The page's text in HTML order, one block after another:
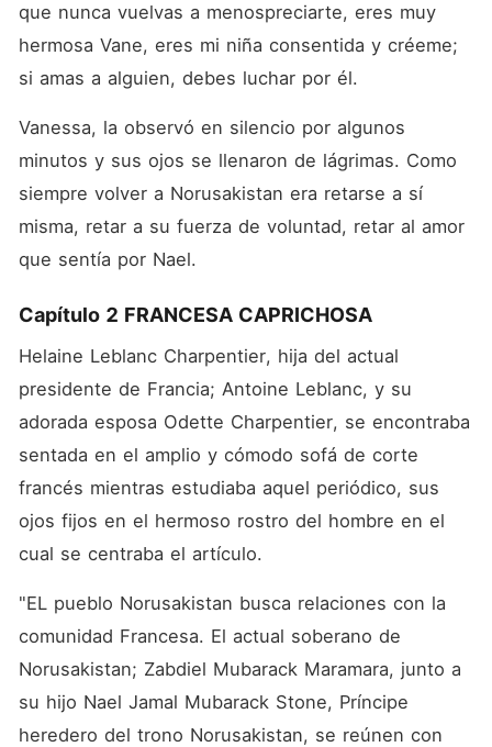
que nunca vuelvas a menospreciarte, eres muy
hermosa Vane, eres mi niña consentida y créeme;
si amas a alguien, debes luchar por él.
Vanessa, la observó en silencio por algunos
minutos y sus ojos se llenaron de lágrimas. Como
siempre volver a Norusakistan era retarse a sí
misma, retar a su fuerza de voluntad, retar al amor
que sentía por Nael.
Capítulo 2 FRANCESA CAPRICHOSA
Helaine Leblanc Charpentier, hija del actual
presidente de Francia; Antoine Leblanc, y su
adorada esposa Odette Charpentier, se encontraba
sentada en el amplio y cómodo sofá de corte
francés mientras estudiaba aquel periódico, sus
ojos fijos en el hermoso rostro del hombre en el
cual se centraba el artículo.
"EL pueblo Norusakistan busca relaciones con la
comunidad Francesa. El actual soberano de
Norusakistan; Zabdiel Mubarack Maramara, junto a
su hijo Nael Jamal Mubarack Stone, Príncipe
heredero del trono Norusakistan, se reúnen con